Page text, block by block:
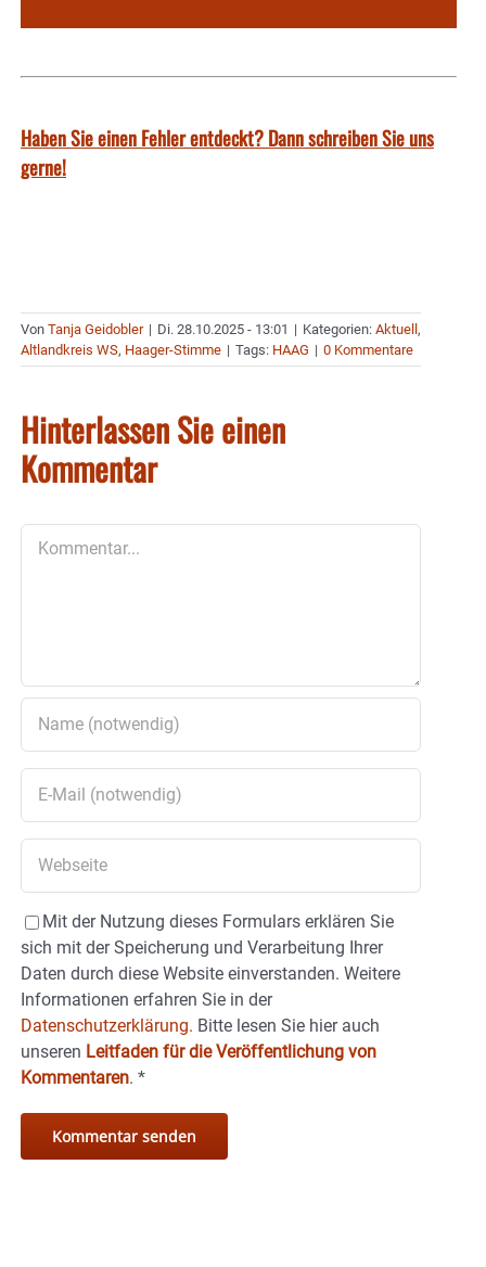
Haben Sie einen Fehler entdeckt? Dann schreiben Sie uns
gerne!
Von Tanja Geidobler | Di. 28.10.2025 - 13:01 | Kategorien: Aktuell ,
Altlandkreis WS, Haager-Stimme | Tags: HAAG | 0 Kommentare
Hinterlassen Sie einen
Kommentar
Mit der Nutzung dieses Formulars erklären Sie
sich mit der Speicherung und Verarbeitung Ihrer
Daten durch diese Website einverstanden. Weitere
Informationen erfahren Sie in der
Datenschutzerklärung. Bitte lesen Sie hier auch
unseren Leitfaden für die Veröffentlichung von
Kommentaren. *